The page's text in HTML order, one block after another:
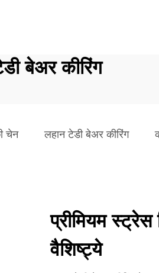
बेअर कीरिंग
चेन लहान टेडी बेअर कीरिंग
प्रीमियम
वैशिष्ट्ये